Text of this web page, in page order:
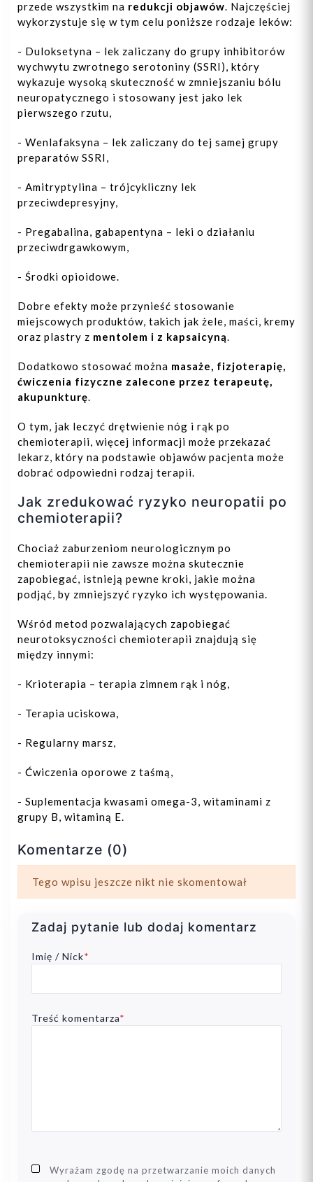
przede wszystkim na redukcji objawów. Najczęściej
wykorzystuje się w tym celu poniższe rodzaje leków:
- Duloksetyna – lek zaliczany do grupy inhibitorów
wychwytu zwrotnego serotoniny (SSRI), który
wykazuje wysoką skuteczność w zmniejszaniu bólu
neuropatycznego i stosowany jest jako lek
pierwszego rzutu,
- Wenlafaksyna – lek zaliczany do tej samej grupy
preparatów SSRI,
- Amitryptylina – trójcykliczny lek
przeciwdepresyjny,
- Pregabalina, gabapentyna – leki o działaniu
przeciwdrgawkowym,
- Środki opioidowe.
Dobre efekty może przynieść stosowanie
miejscowych produktów, takich jak żele, maści, kremy
oraz plastry z mentolem i z kapsaicyną.
Dodatkowo stosować można masaże, fizjoterapię,
ćwiczenia fizyczne zalecone przez terapeutę,
akupunkturę.
O tym, jak leczyć drętwienie nóg i rąk po
chemioterapii, więcej informacji może przekazać
lekarz, który na podstawie objawów pacjenta może
dobrać odpowiedni rodzaj terapii.
Jak zredukować ryzyko neuropatii po
chemioterapii?
Chociaż zaburzeniom neurologicznym po
chemioterapii nie zawsze można skutecznie
zapobiegać, istnieją pewne kroki, jakie można
podjąć, by zmniejszyć ryzyko ich występowania.
Wśród metod pozwalających zapobiegać
neurotoksyczności chemioterapii znajdują się
między innymi:
- Krioterapia – terapia zimnem rąk i nóg,
- Terapia uciskowa,
- Regularny marsz,
- Ćwiczenia oporowe z taśmą,
- Suplementacja kwasami omega-3, witaminami z
grupy B, witaminą E.
Komentarze (0)
Tego wpisu jeszcze nikt nie skomentował
Zadaj pytanie lub dodaj komentarz
Imię / Nick*
Treść komentarza*
Wyrażam zgodę na przetwarzanie moich danych